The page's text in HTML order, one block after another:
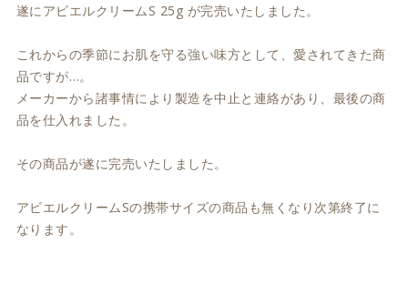
遂にアビエルクリームS 25g が完売いたしました。
これからの季節にお肌を守る強い味方として、愛されてきた商
品ですが…。
メーカーから諸事情により製造を中止と連絡があり、最後の商
品を仕入れました。
その商品が遂に完売いたしました。
アビエルクリームSの携帯サイズの商品も無くなり次第終了に
なります。